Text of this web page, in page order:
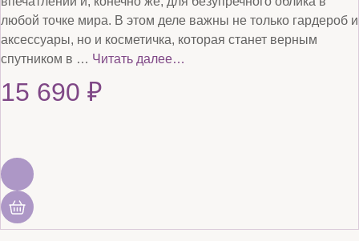
любой точке мира. В этом деле важны не только гардероб и
аксессуары, но и косметичка, которая станет верным
спутником в … Читать далее…
15 690 ₽